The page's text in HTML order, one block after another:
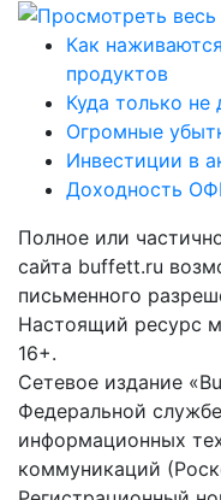
Как
продуктов
Куда только
Огромные
Инвестиции в
Доходность
Полное или
сайта buffett.ru
письменного
Настоящий ресурс
16+.
Сетевое издание
Федеральной
информационных
коммуникаций